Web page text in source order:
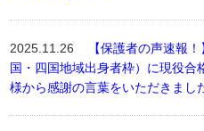
2025.11.26
【保護者の声速報
国・四国地域出身者枠）に現役合
様から感謝の言葉をいただきまし